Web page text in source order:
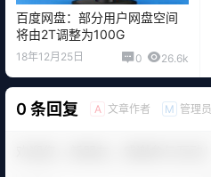
百度网盘：部分用户网盘空间
将由2T调整为100G
18年12月25日 0 26.6k
0 条回复 A 文章作者 M 管理员